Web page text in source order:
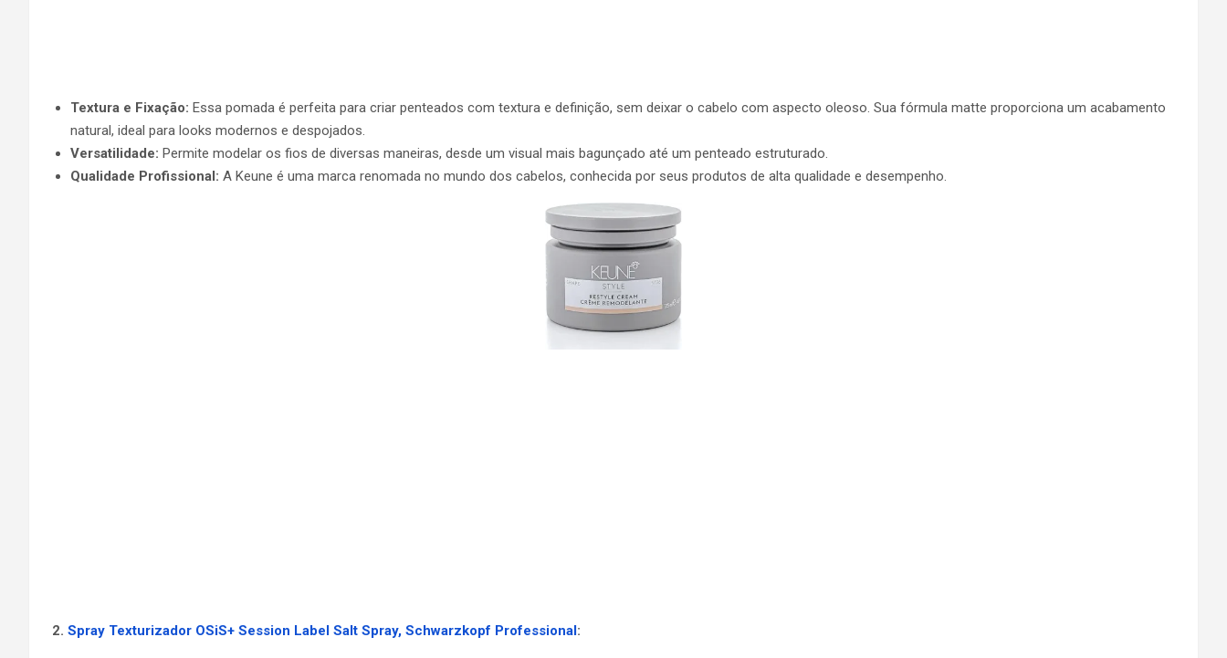
Textura e Fixação: Essa pomada é perfeita para criar penteados com textura e definição, sem deixar o cabelo com aspecto oleoso. Sua fórmula matte proporciona um acabamento
natural, ideal para looks modernos e despojados.
Versatilidade: Permite modelar os fios de diversas maneiras, desde um visual mais bagunçado até um penteado estruturado.
Qualidade Profissional: A Keune é uma marca renomada no mundo dos cabelos, conhecida por seus produtos de alta qualidade e desempenho.
2. Spray Texturizador OSiS+ Session Label Salt Spray, Schwarzkopf Professional: